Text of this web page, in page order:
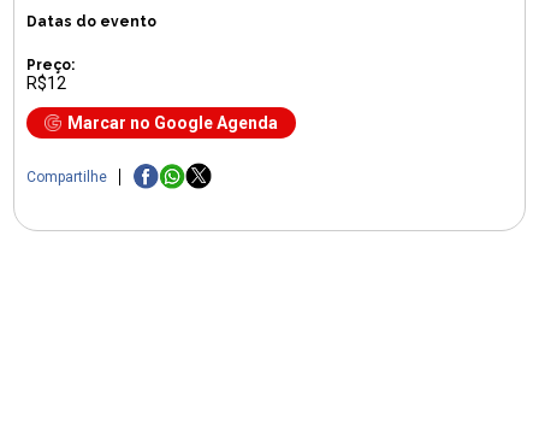
Datas do evento
Preço:
R$12
Marcar no Google Agenda
Compartilhe